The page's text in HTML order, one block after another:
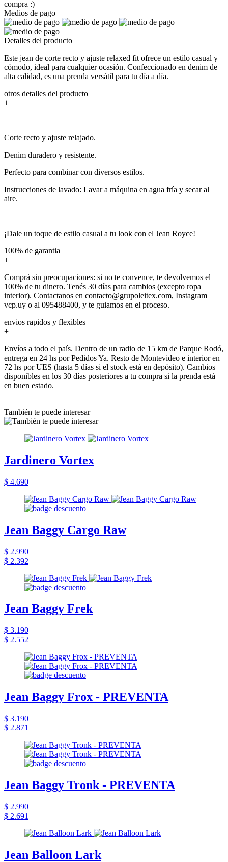
compra :)
Medios de pago
Detalles del producto
Este jean de corte recto y ajuste relaxed fit ofrece un estilo casual y
cómodo, ideal para cualquier ocasión. Confeccionado en denim de
alta calidad, es una prenda versátil para tu día a día.
otros detalles del producto
+
Corte recto y ajuste relajado.
Denim duradero y resistente.
Perfecto para combinar con diversos estilos.
Instrucciones de lavado: Lavar a máquina en agua fría y secar al
aire.
¡Dale un toque de estilo casual a tu look con el Jean Royce!
100% de garantia
+
Comprá sin preocupaciones: si no te convence, te devolvemos el
100% de tu dinero. Tenés 30 días para cambios (excepto ropa
interior). Contactanos en contacto@grupoleitex.com, Instagram
vcp.uy o al 095488400, y te guiamos en el proceso.
envios rapidos y flexibles
+
Envíos a todo el país. Dentro de un radio de 15 km de Parque Rodó,
entrega en 24 hs por Pedidos Ya. Resto de Montevideo e interior en
72 hs por UES (hasta 5 días si el stock está en depósito). Cambios
disponibles en los 30 días posteriores a tu compra si la prenda está
en buen estado.
También te puede interesar
Jardinero Vortex
$ 4.690
Jean Baggy Cargo Raw
$ 2.990
$ 2.392
Jean Baggy Frek
$ 3.190
$ 2.552
Jean Baggy Frox - PREVENTA
$ 3.190
$ 2.871
Jean Baggy Tronk - PREVENTA
$ 2.990
$ 2.691
Jean Balloon Lark